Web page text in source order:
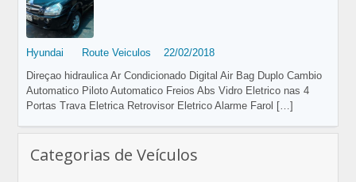
Hyundai Route Veiculos
22/02/2018
Direçao hidraulica Ar Condicionado Digital Air Bag Duplo Cambio
Automatico Piloto Automatico Freios Abs Vidro Eletrico nas 4
Portas Trava Eletrica Retrovisor Eletrico Alarme Farol […]
Categorias de Veículos